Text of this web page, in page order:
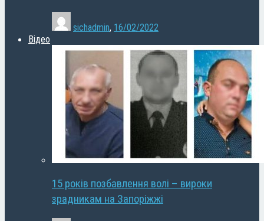
sichadmin, 16/02/2022
Відео
15 років позбавлення волі – вироки
зрадникам на Запоріжжі